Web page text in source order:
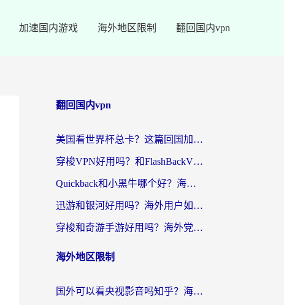
加速国内游戏 海外地区限制 翻回国内vpn
翻回国内vpn
美国看世界杯总卡？这篇回国加速器指南帮你无缝刷国内资源（附苹果手机VPN设置步骤）
穿梭VPN好用吗？和FlashBackVPN对比哪个回国效果更好？
Quickback和小黑牛哪个好？海外党亲测指南，选对回国加速器秒回国内
迅游和银河好用吗？海外用户如何选择回国加速器实现无缝访问国内资源
穿梭和奇游手游好用吗？海外党亲测3款回国加速器，附蜜蜂加速器七天试用攻略
海外地区限制
国外可以看央视影音吗知乎？海外党亲测有效的回国加速方案